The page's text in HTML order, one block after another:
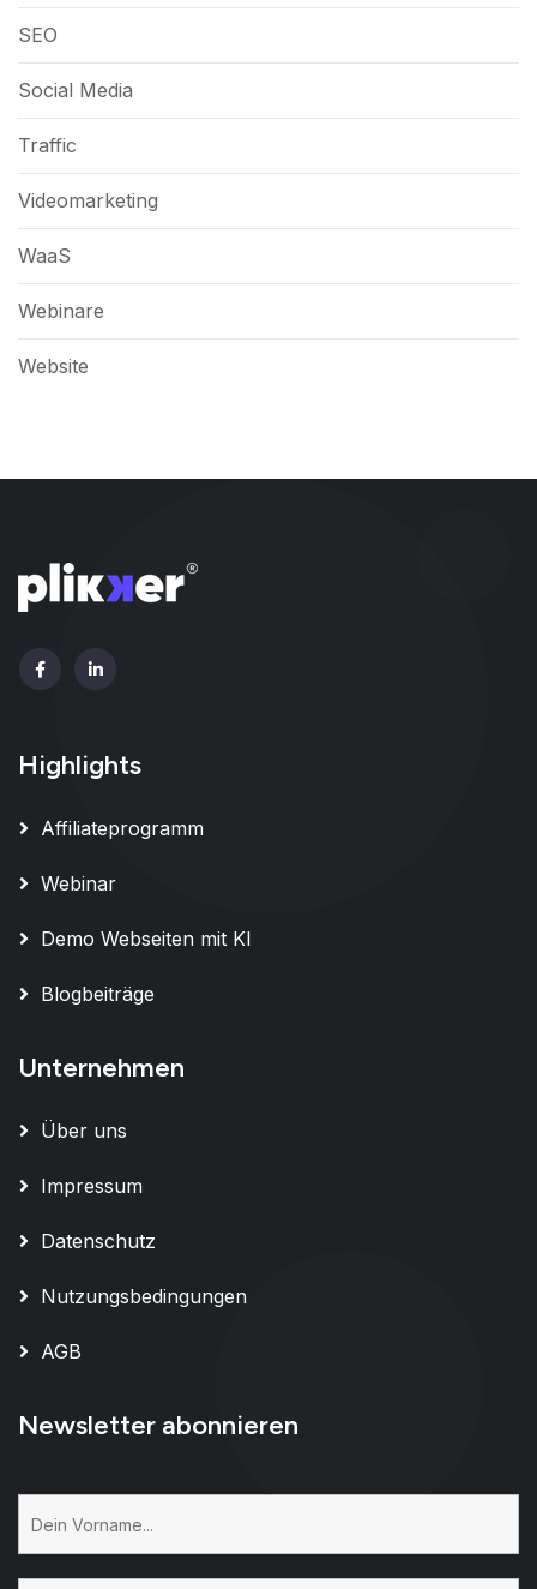
SEO
Social Media
Traffic
Videomarketing
WaaS
Webinare
Website
Highlights
Affiliateprogramm
Webinar
Demo Webseiten mit KI
Blogbeiträge
Unternehmen
Über uns
Impressum
Datenschutz
Nutzungsbedingungen
AGB
Newsletter abonnieren